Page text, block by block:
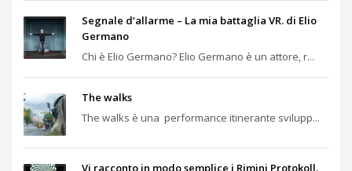
Segnale d’allarme – La mia battaglia VR. di Elio
Germano
Chi è Elio Germano? Elio Germano è un attore, r...
The walks
The walks è una performance itinerante svilupp...
Vi racconto in modo semplice i Rimini Protokoll.